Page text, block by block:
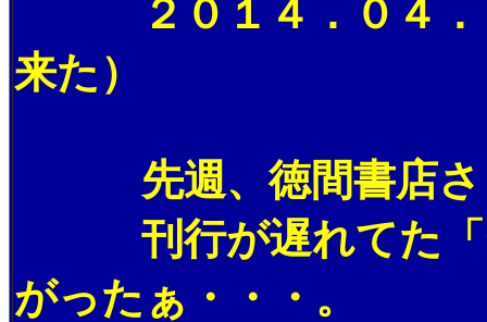
２０１４．０４．０
来た）
先週、徳間書店さ
刊行が遅れてた「ゼ
がったぁ・・・。